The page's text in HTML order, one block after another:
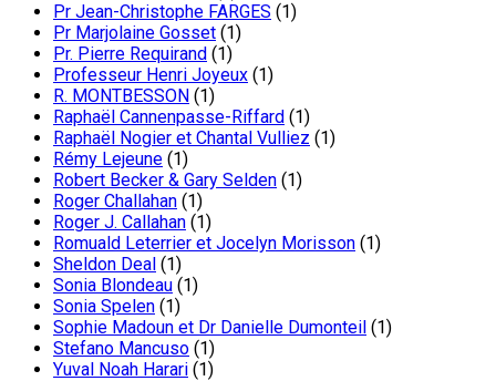
Pr Jean-Christophe FARGES (1)
Pr Marjolaine Gosset (1)
Pr. Pierre Requirand (1)
Professeur Henri Joyeux (1)
R. MONTBESSON (1)
Raphaël Cannenpasse-Riffard (1)
Raphaël Nogier et Chantal Vulliez (1)
Rémy Lejeune (1)
Robert Becker & Gary Selden (1)
Roger Challahan (1)
Roger J. Callahan (1)
Romuald Leterrier et Jocelyn Morisson (1)
Sheldon Deal (1)
Sonia Blondeau (1)
Sonia Spelen (1)
Sophie Madoun et Dr Danielle Dumonteil (1)
Stefano Mancuso (1)
Yuval Noah Harari (1)